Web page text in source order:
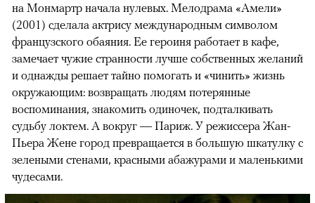
на Монмартр начала нулевых. Мелодрама «Амели»
(2001) сделала актрису международным символом
французского обаяния. Ее героиня работает в кафе,
замечает чужие странности лучше собственных желаний
и однажды решает тайно помогать и «чинить» жизнь
окружающим: возвращать людям потерянные
воспоминания, знакомить одиночек, подталкивать
судьбу локтем. А вокруг — Париж. У режиссера Жан-
Пьера Жене город превращается в большую шкатулку с
зелеными стенами, красными абажурами и маленькими
чудесами.